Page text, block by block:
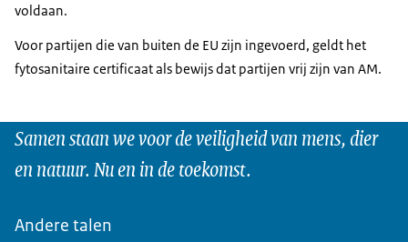
voldaan.
Voor partijen die van buiten de EU zijn ingevoerd, geldt het
fytosanitaire certificaat als bewijs dat partijen vrij zijn van AM.
Samen staan we voor de veiligheid van mens, dier
en natuur. Nu en in de toekomst.
Andere talen